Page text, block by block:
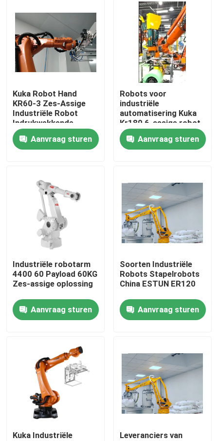
Producten
Video's
VR-show
Over ons
Fabriekstocht
Neem contact met ons op
Nieuws
Gevallen
Kuka Robot Hand
KR60-3 Zes-Assige
Industriële Robot
Indrukwekkende
Snelheid
Aanvraag sturen
Robots voor
industriële
automatisering Kuka
Kr180 6-assige robot
Aanvraag sturen
Industriële robotarm
4400 60 Payload 60KG
Zes-assige oplossing
Aanvraag sturen
Soorten Industriële
Robots Stapelrobots
China ESTUN ER120
Aanvraag sturen
Kuka Industriële
Leveranciers van